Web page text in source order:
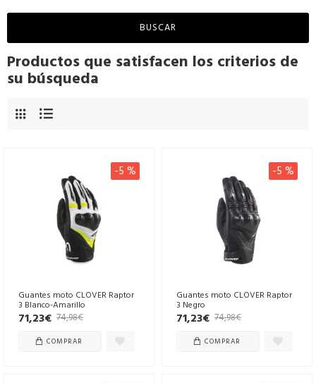
BUSCAR
Productos que satisfacen los criterios de
su búsqueda
-5 %
Guantes moto CLOVER Raptor
3 Blanco-Amarillo
71,23€ 74,98€
COMPRAR
-5 %
Guantes moto CLOVER Raptor
3 Negro
71,23€ 74,98€
COMPRAR